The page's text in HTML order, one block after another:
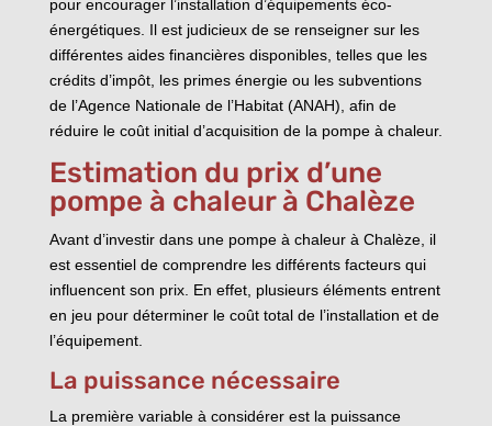
pour encourager l’installation d’équipements éco-
énergétiques. Il est judicieux de se renseigner sur les
différentes aides financières disponibles, telles que les
crédits d’impôt, les primes énergie ou les subventions
de l’Agence Nationale de l’Habitat (ANAH), afin de
réduire le coût initial d’acquisition de la pompe à chaleur.
Estimation du prix d’une
pompe à chaleur à Chalèze
Avant d’investir dans une pompe à chaleur à Chalèze, il
est essentiel de comprendre les différents facteurs qui
influencent son prix. En effet, plusieurs éléments entrent
en jeu pour déterminer le coût total de l’installation et de
l’équipement.
La puissance nécessaire
La première variable à considérer est la puissance